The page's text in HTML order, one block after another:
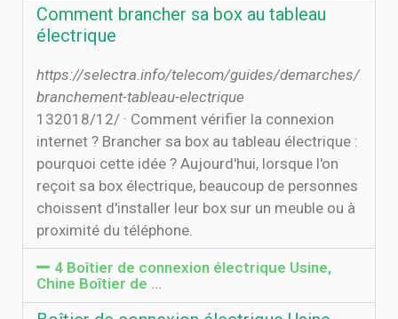
Comment brancher sa box au tableau
électrique
https://selectra.info/telecom/guides/demarches/
branchement-tableau-electrique
13‏‏/12‏‏/2018 · Comment vérifier la connexion
internet ? Brancher sa box au tableau électrique :
pourquoi cette idée ? Aujourd'hui, lorsque l'on
reçoit sa box électrique, beaucoup de personnes
choissent d'installer leur box sur un meuble ou à
proximité du téléphone.
4 Boîtier de connexion électrique Usine,
Chine Boîtier de ...